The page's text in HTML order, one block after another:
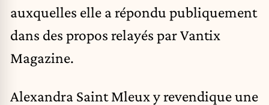
auxquelles elle a répondu publiquement
dans des propos relayés par Vantix
Magazine.
Alexandra Saint Mleux y revendique une